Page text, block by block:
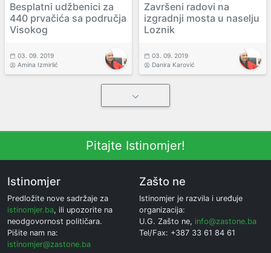
Besplatni udžbenici za
440 prvačića sa područja
Visokog
03. 09. 2019
Amina Izmirlić
Završeni radovi na
izgradnji mosta u naselju
Loznik
03. 09. 2019
Danira Karović
Pitajte Istinomjer!
Istinomjer
Predložite nove sadržaje za
istinomjer.ba, ili upozorite na
neodgovornost političara.
Pišite nam na:
istinomjer@zastone.ba
Zašto ne
Istinomjer je razvila i uređuje
organizacija:
U.G. Zašto ne, info@zastone.ba
Tel/Fax: +387 33 61 84 61